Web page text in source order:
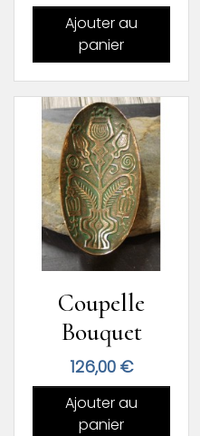
Ajouter au
panier
Coupelle
Bouquet
Prix
126,00 €
Ajouter au
panier